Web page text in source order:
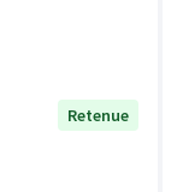
Retenue